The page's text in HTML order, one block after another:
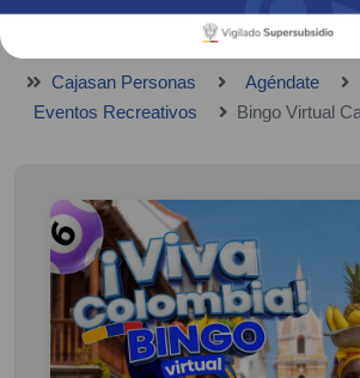
Cajasan Personas
Agéndate
Eventos Recreativos
Bingo Virtual